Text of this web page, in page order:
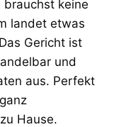
brauchst keine
landet etwas
Gericht ist
und
aus. Perfekt
Hause.